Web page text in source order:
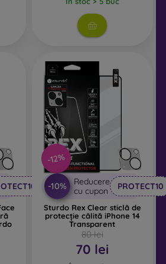
tip de husă pentru telefon. În
protecție, oferă un nivel adecvat
că este compatibilă cu modelul
ului tău. În magazinul nostru
o gamă variată de folii și sticle de
mobil.
-12%
-10%
Reducere
cu cupon
PROTECT10
Sturdo Rex Clear sticlă de
protecție călită iPhone 14
Transparent
80 lei
70 lei